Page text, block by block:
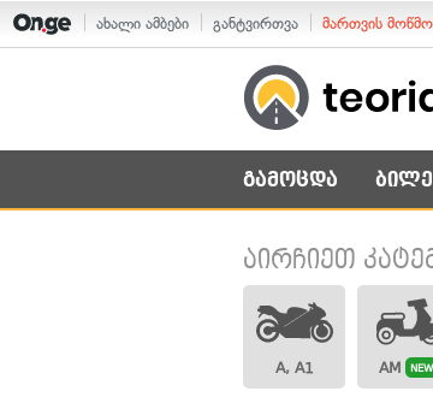
ახალი ამბები განტვირთვა მართვის
გამოცდა
აირჩიეთ
A, A1 AM NEW